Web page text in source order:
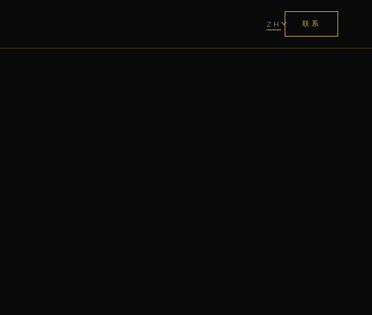
ZH 联系